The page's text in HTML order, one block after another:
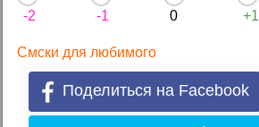
-2 -1 0 +1
Смски для любимого
Поделиться на Facebook